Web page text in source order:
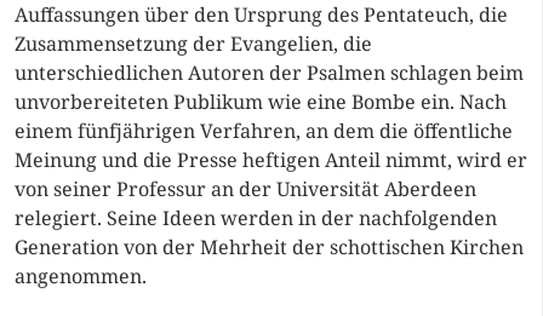
Auffassungen über den Ursprung des Pentateuch, die
Zusammensetzung der Evangelien, die
unterschiedlichen Autoren der Psalmen schlagen beim
unvorbereiteten Publikum wie eine Bombe ein. Nach
einem fünfjährigen Verfahren, an dem die öffentliche
Meinung und die Presse heftigen Anteil nimmt, wird er
von seiner Professur an der Universität Aberdeen
relegiert. Seine Ideen werden in der nachfolgenden
Generation von der Mehrheit der schottischen Kirchen
angenommen.